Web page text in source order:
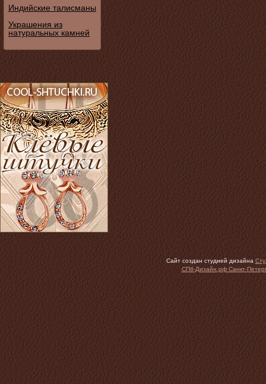
Индийские талисманы
Украшения из
натуральных камней
Сайт создан студией дизайна
СПб-Дизайн.рф Санкт-